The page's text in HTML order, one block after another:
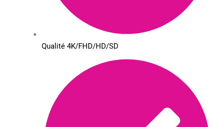
Qualité 4K/FHD/HD/SD